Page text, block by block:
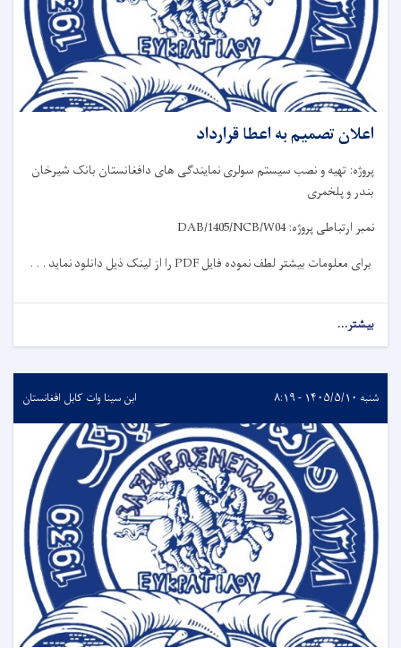
اعلان تصمیم به اعطا قرارداد
پروژه: تهیه و نصب سیستم سولری نمایندگی های دافغانستان بانک شیرخان
بندر و پلخمری
نمبر ارتباطی پروژه: DAB/1405/NCB/W04
برای معلومات بیشتر لطف نموده فایلPDFرا از لینک ذیل دانلود نماید . . .
بیشتر...
شنبه ۱۴۰۵/۵/۱۰ - ۸:۱۹ ابن سینا وات کابل افغانستان